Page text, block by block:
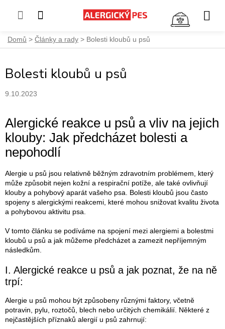
PřejítDomů Články a rady Bolesti kloubů u psů
Bolesti kloubů u psů
9.10.2023
Alergické reakce u psů a vliv na jejich
klouby: Jak předcházet bolesti a
nepohodlí
Alergie u psů jsou relativně běžným zdravotním problémem, který
může způsobit nejen kožní a respirační potíže, ale také ovlivňují
klouby a pohybový aparát vašeho psa. Bolesti kloubů jsou často
spojeny s alergickými reakcemi, které mohou snižovat kvalitu života
a pohybovou aktivitu psa.
V tomto článku se podíváme na spojení mezi alergiemi a bolestmi
kloubů u psů a jak můžeme předcházet a zamezit nepříjemným
následkům.
I. Alergické reakce u psů a jak poznat, že na ně
trpí:
Alergie u psů mohou být způsobeny různými faktory, včetně
potravin, pylu, roztočů, blech nebo určitých chemikálií. Některé z
nejčastějších příznaků alergií u psů zahrnují: